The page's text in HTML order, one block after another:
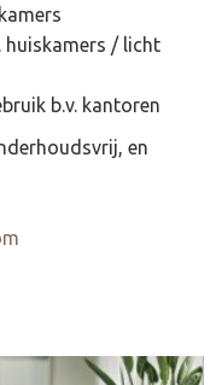
huiskamers / licht
b.v. kantoren
en